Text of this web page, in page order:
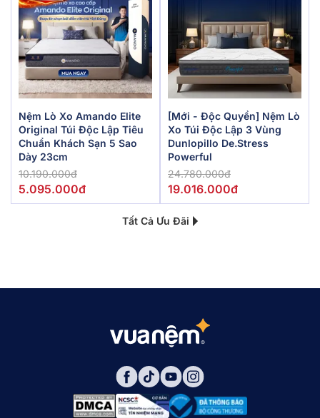
Nệm Lò Xo Amando Elite
Original Túi Độc Lập Tiêu
Chuẩn Khách Sạn 5 Sao
Dày 23cm
10.190.000đ
5.095.000đ
[Mới - Độc Quyền] Nệm Lò
Xo Túi Độc Lập 3 Vùng
Dunlopillo De.Stress
Powerful
24.780.000đ
19.016.000đ
Tất Cả Ưu Đãi